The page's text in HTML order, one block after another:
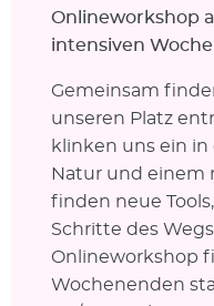
Onlineworkshop
intensiven
Gemeinsam
unseren Platz
klinken uns ein in
Natur und einem
finden neue
Schritte des
Onlineworkshop
Wochenenden